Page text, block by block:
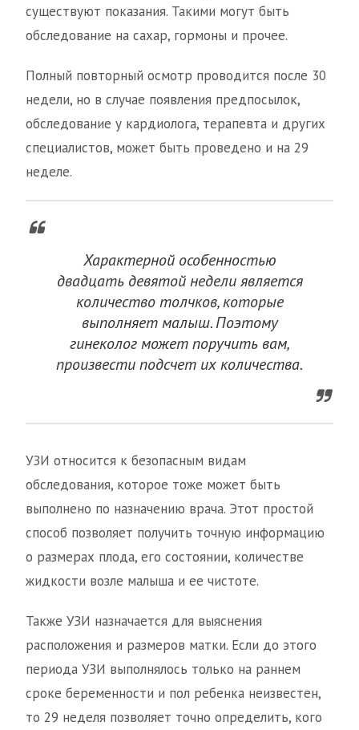
существуют показания. Такими могут быть
обследование на сахар, гормоны и прочее.
Полный повторный осмотр проводится после 30
недели, но в случае появления предпосылок,
обследование у кардиолога, терапевта и других
специалистов, может быть проведено и на 29
неделе.
Характерной особенностью
двадцать девятой недели является
количество толчков, которые
выполняет малыш. Поэтому
гинеколог может поручить вам,
произвести подсчет их количества.
УЗИ относится к безопасным видам
обследования, которое тоже может быть
выполнено по назначению врача. Этот простой
способ позволяет получить точную информацию
о размерах плода, его состоянии, количестве
жидкости возле малыша и ее чистоте.
Также УЗИ назначается для выяснения
расположения и размеров матки. Если до этого
периода УЗИ выполнялось только на раннем
сроке беременности и пол ребенка неизвестен,
то 29 неделя позволяет точно определить, кого